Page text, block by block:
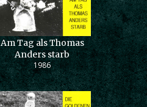
Am Tag als Thomas
Anders starb
1986